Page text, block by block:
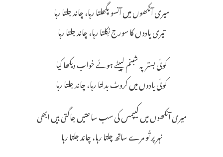
میری آنکھوں میں آنسو پگھلتا رہا، چاند جلتا رہا
تیری یادوں کا سورج نِکلتا رہا، چاند جلتا رہا
کوئی بستر پہ شبنم لپیٹے ہوئے خواب دیکھا کیا
کوئی یادوں میں کروٹ بدلتا رہا، چاند جلتا رہا
میری آنکھوں میں کیپمس کی سب ساعتیں جاگتی ہیں ابھی
نہر پر تُو مرے ساتھ چلتا رہا، چاند جلتا رہا